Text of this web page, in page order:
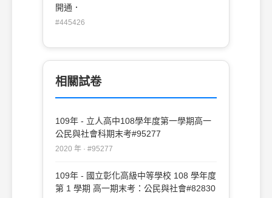
開通．
#445426
相關試卷
109年 - 立人高中108學年度第一學期高一
公民與社會科期末考#95277
2020 年 · #95277
109年 - 國立彰化高級中等學校 108 學年度
第 1 學期 高一期末考：公民與社會#82830